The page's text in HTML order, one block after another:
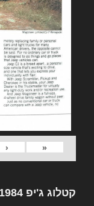
«
‹
קטלוג ג'יפ 1984